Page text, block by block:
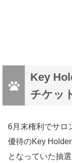
Key
チケッ
6月末権利でサロ
優待のKey Holder
となっていた抽